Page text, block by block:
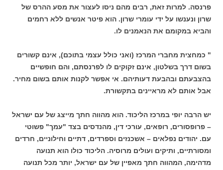
פרנסה. למרות זאת, רבים מהם ניסו לעצור את מסע ההרס של
שרון ונענשו על ידי עומרי שרון. הוא פיטר אנשים ללא רחמים
והביא במקומם את הנאמנים לו.
" כמחצית מחברי המרכז (ואני כולל עצמי בתוכם), אינם קשורים
בשום דרך בשלטון, אינם זקוקים לו לפרנסתם, והם חופשיים
בהצבעתם ובהבעת דעותיהם. אי אפשר לקנות אותם בשום מחיר.
אבל אותם לא מראיינים בתקשורת.
יש הרבה יופי במרכז הליכוד. הוא מהווה חתך מייצג של עם ישראל
– פרופסורים, רופאים, עורכי דין, מהנדסים בצד "עמך" פשוטי
עם. יהודים נפלאים – אשכנזים וספרדים, דתיים וחילוניים, חרדים
ומסורתיים, ותיקים ועולים מרוסיה. הליכוד כולו הוא תנועה
מדהימה, המהווה חתך מאפיין של עם ישראל, יותר מכל תנועה